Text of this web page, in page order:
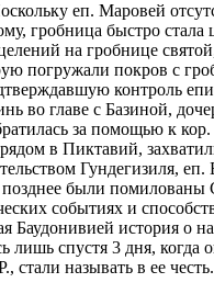
еп. Маровей
гробница быстро
на гробнице
погружали покров с
контроль
во главе с Базиной,
за помощью к кор.
в Пиктавий,
Гундегизиля,
были
событиях и
история о
спустя 3 дня, когда
стали называть в ее